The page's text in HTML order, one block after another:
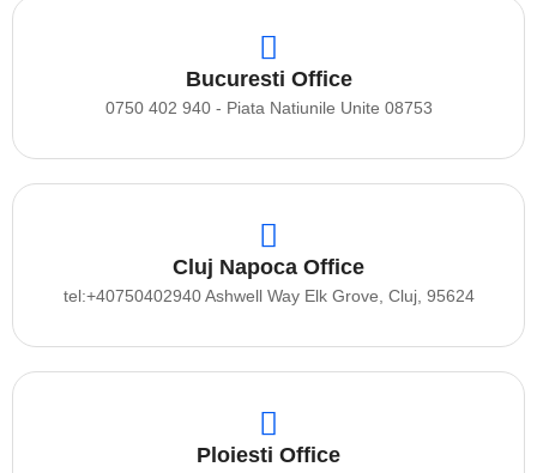
Bucuresti Office
0750 402 940 - Piata Natiunile Unite 08753
Cluj Napoca Office
tel:+40750402940 Ashwell Way Elk Grove, Cluj, 95624
Ploiesti Office